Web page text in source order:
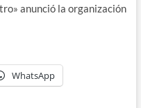
anunció la organización
WhatsApp